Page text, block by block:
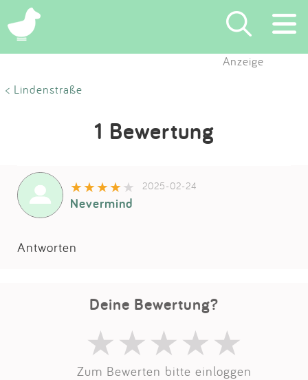
Eintragen
Impressum
Anmelden
Anzeige
< Lindenstraße
1 Bewertung
2025-02-24
Nevermind
Antworten
Deine Bewertung?
Zum Bewerten bitte einloggen